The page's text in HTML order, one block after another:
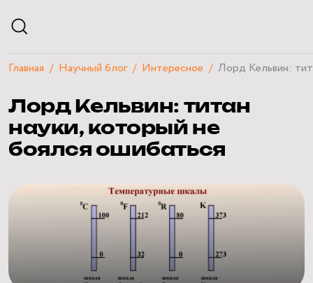
РАСПИСАНИЕ
ЭКСКУРСИИ
КУРСЫ И ЛЕКЦИИ
ЧАСТНЫЕ МЕРОПРИЯТИЯ
О ПЛАНЕТАРИИ
НАУЧНЫЙ БЛОГ
Главная Научный блог Интересное Лорд Кельвин:
Лорд Кельвин: титан
науки, который не
боялся ошибаться